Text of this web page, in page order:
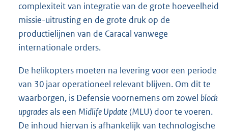
complexiteit van integratie van de grote hoeveelheid
missie-uitrusting en de grote druk op de
productielijnen van de Caracal vanwege
internationale orders.
De helikopters moeten na levering voor een periode
van 30 jaar operationeel relevant blijven. Om dit te
waarborgen, is Defensie voornemens om zowel block
upgradesals een Midlife Update(MLU) door te voeren.
De inhoud hiervan is afhankelijk van technologische